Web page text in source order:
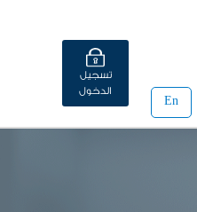
En
تسجيل
الدخول